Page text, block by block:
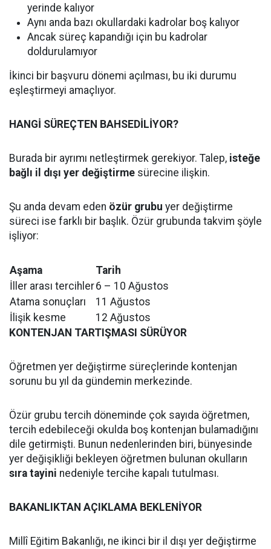
yerinde kalıyor
Aynı anda bazı okullardaki kadrolar boş kalıyor
Ancak süreç kapandığı için bu kadrolar
doldurulamıyor
İkinci bir başvuru dönemi açılması, bu iki durumu
eşleştirmeyi amaçlıyor.
HANGİ SÜREÇTEN BAHSEDİLİYOR?
Burada bir ayrımı netleştirmek gerekiyor. Talep, isteğe
bağlı il dışı yer değiştirme sürecine ilişkin.
Şu anda devam eden özür grubu yer değiştirme
süreci ise farklı bir başlık. Özür grubunda takvim şöyle
işliyor:
Aşama
Tarih
İller arası tercihler6 – 10 Ağustos
Atama sonuçları
11 Ağustos
İlişik kesme
12 Ağustos
KONTENJAN TARTIŞMASI SÜRÜYOR
Öğretmen yer değiştirme süreçlerinde kontenjan
sorunu bu yıl da gündemin merkezinde.
Özür grubu tercih döneminde çok sayıda öğretmen,
tercih edebileceği okulda boş kontenjan bulamadığını
dile getirmişti. Bunun nedenlerinden biri, bünyesinde
yer değişikliği bekleyen öğretmen bulunan okulların
sıra tayini nedeniyle tercihe kapalı tutulması.
BAKANLIKTAN AÇIKLAMA BEKLENİYOR
Millî Eğitim Bakanlığı, ne ikinci bir il dışı yer değiştirme